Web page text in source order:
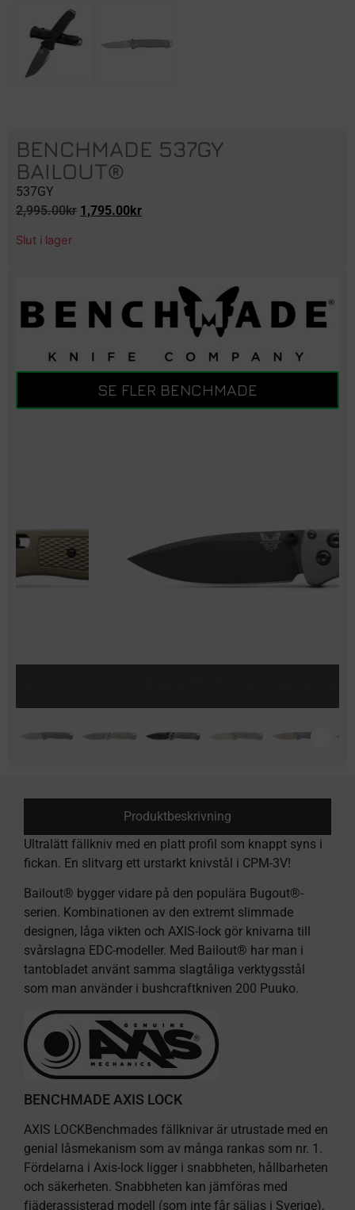
BENCHMADE 537GY
BAILOUT®
537GY
2,995.00kr 1,795.00kr
Slut i lager
SE FLER BENCHMADE
Produktbeskrivning
Ultralätt fällkniv med en platt profil som knappt syns i
fickan. En slitvarg ett urstarkt knivstål i CPM-3V!
Bailout® bygger vidare på den populära Bugout®-
serien. Kombinationen av den extremt slimmade
designen, låga vikten och AXIS-lock gör knivarna till
svårslagna EDC-modeller. Med Bailout® har man i
tantobladet använt samma slagtåliga verktygsstål
som man använder i bushcraftkniven 200 Puuko.
BENCHMADE AXIS LOCK
AXIS LOCKBenchmades fällknivar är utrustade med en
genial låsmekanism som av många rankas som nr. 1.
Fördelarna i Axis-lock ligger i snabbheten, hållbarheten
och säkerheten. Snabbheten kan jämföras med
fjäderassisterad modell (som inte får säljas i Sverige),